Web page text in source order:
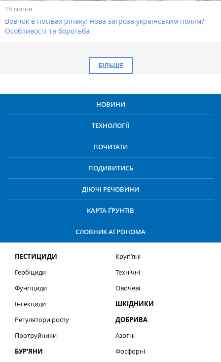
16 липня
Вовчок в посівах ріпаку: нова загроза українським полям?
Особливості та боротьба
БІЛЬШЕ
НОВИНИ
ТЕХНОЛОГІЇ
ПОЧИТАТИ
ПОДИВИТИСЬ
ДІЮЧІ РЕЧОВИНИ
КАРТА ҐРУНТІВ
СЛОВНИК АГРОНОМА
ПЕСТИЦИДИ
Гербіциди
Фунгіциди
Інсекциди
Регулятори росту
Протруйники
БУР’ЯНИ
Круп’яні
Технічні
Овочеві
ШКІДНИКИ
ДОБРИВА
Азотні
Фосфорні